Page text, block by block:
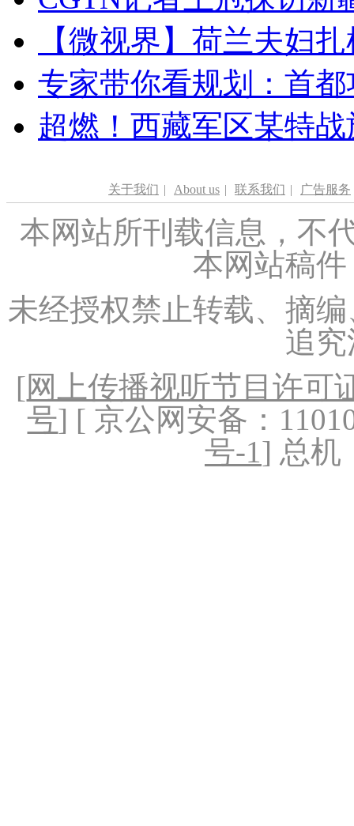
【微视界】荷兰夫妇
专家带你看规划：首
超燃！西藏军区某特
关于我们 | About us | 联系我们 | 广告服务
本网站所刊载信息，不
本网站稿
未经授权禁止转载、摘
追
[网上传播视听节目许可
号] [ 京公网安备：
号-1] 总机